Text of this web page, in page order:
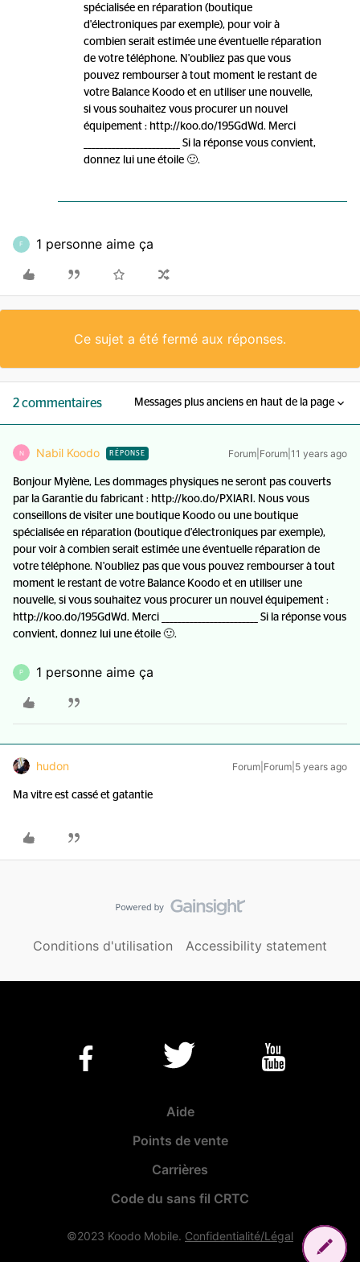
spécialisée en réparation (boutique
d'électroniques par exemple), pour voir à
combien serait estimée une éventuelle réparation
de votre téléphone. N'oubliez pas que vous
pouvez rembourser à tout moment le restant de
votre Balance Koodo et en utiliser une nouvelle,
si vous souhaitez vous procurer un nouvel
équipement : http://koo.do/195GdWd. Merci
________________________ Si la réponse vous convient,
donnez lui une étoile 🙂.
F 1 personne aime ça
Ce sujet a été fermé aux réponses.
2 commentaires Messages plus anciens en haut de la page
N Nabil Koodo RÉPONSE Forum|Forum|11 years ago
Bonjour Mylène, Les dommages physiques ne seront pas couverts
par la Garantie du fabricant : http://koo.do/PXlARI. Nous vous
conseillons de visiter une boutique Koodo ou une boutique
spécialisée en réparation (boutique d'électroniques par exemple),
pour voir à combien serait estimée une éventuelle réparation de
votre téléphone. N'oubliez pas que vous pouvez rembourser à tout
moment le restant de votre Balance Koodo et en utiliser une
nouvelle, si vous souhaitez vous procurer un nouvel équipement :
http://koo.do/195GdWd. Merci ________________________ Si la réponse vous
convient, donnez lui une étoile 🙂.
P 1 personne aime ça
hudon Forum|Forum|5 years ago
Ma vitre est cassé et gatantie
Conditions d'utilisation Accessibility statement
Aide
Points de vente
Carrières
Code du sans fil CRTC
©2023 Koodo Mobile. Confidentialité/Légal